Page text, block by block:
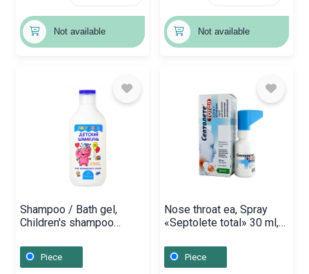
Not available Not available
Shampoo / Bath gel,
Children's shampoo
Ռուսաստան
Piece
Nose throat ea, Spray
«Septolete total» 30 ml,
Piece